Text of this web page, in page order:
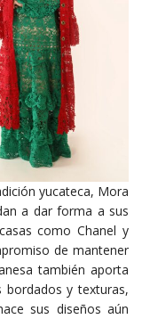
yucateca, Mora
a dar forma a sus
como Chanel y
de mantener
también aporta
bordados y texturas,
sus diseños aún